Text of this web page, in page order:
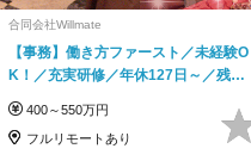
合同会社Willmate
【事務】働き方ファースト／未経験O
K！／充実研修／年休127日～／残業
400～550万円
フルリモートあり